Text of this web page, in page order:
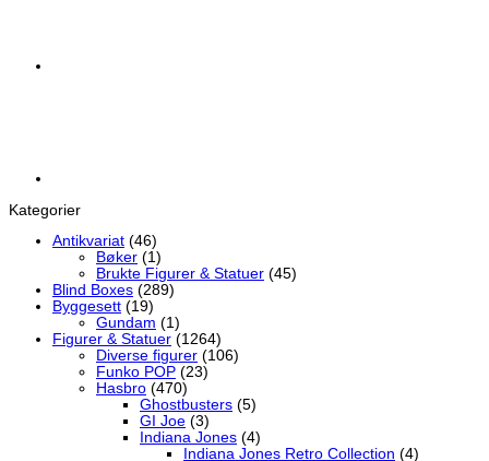
Kategorier
Antikvariat (46)
Bøker (1)
Brukte Figurer & Statuer (45)
Blind Boxes (289)
Byggesett (19)
Gundam (1)
Figurer & Statuer (1264)
Diverse figurer (106)
Funko POP (23)
Hasbro (470)
Ghostbusters (5)
GI Joe (3)
Indiana Jones (4)
Indiana Jones Retro Collection (4)